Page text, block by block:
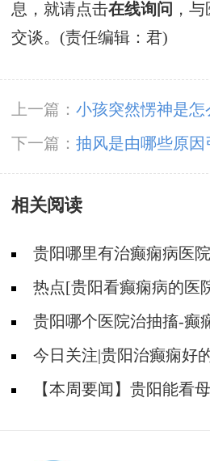
息，就请点击在线询问 ，
交谈。(责任编辑：君)
上一篇： 小孩突然愣神是怎
下一篇： 抽风是由哪些原因
相关阅读
贵阳哪里有治癫痫病医
来什么不好的情绪?
热点[贵阳看癫痫病的医
免癫痫所带来的危害
贵阳哪个医院治抽搐-癫
些？今日关注|贵阳治癫痫好
育会不会有什么影响？
【本周要闻】贵阳能看